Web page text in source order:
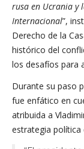
rusa en Ucrania y
Internacional”,
Derecho de la
histórico del
los desafíos para
Durante su paso
fue enfático en
atribuida a
estrategia política